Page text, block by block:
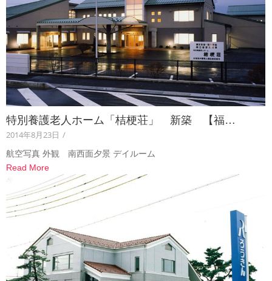
特別養護老人ホーム「桔梗荘」 新築 【福…
2014年8月23日 /
航空写真 外観 南西面夕景 デイルーム
Read More